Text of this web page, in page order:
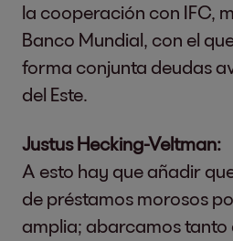
la cooperación con IFC,
Banco Mundial, con el
forma conjunta deudas
del Este.
Justus Hecking-Veltman:
A esto hay que añadir
de préstamos morosos
amplia; abarcamos tanto